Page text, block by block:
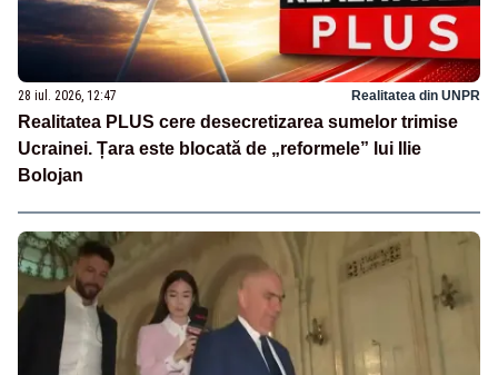
28 iul. 2026, 12:47 Realitatea din UNPR
Realitatea PLUS cere desecretizarea sumelor trimise
Ucrainei. Țara este blocată de „reformele” lui Ilie
Bolojan